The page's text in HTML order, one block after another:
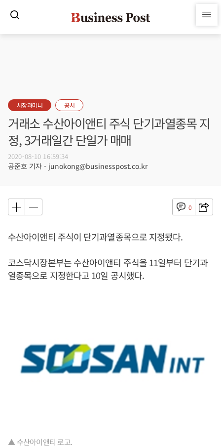
시장과머니 공시
거래소 수산아이앤티 주식 단기과열종목 지
정, 3거래일간 단일가 매매
2020-08-10 16:59:34
공준호 기자 - junokong@businesspost.co.kr
0
수산아이앤티 주식이 단기과열종목으로 지정됐다.
코스닥시장본부는 수산아이앤티 주식을 11일부터 단기과
열종목으로 지정한다고 10일 공시했다.
▲ 수산아이앤티 로고.